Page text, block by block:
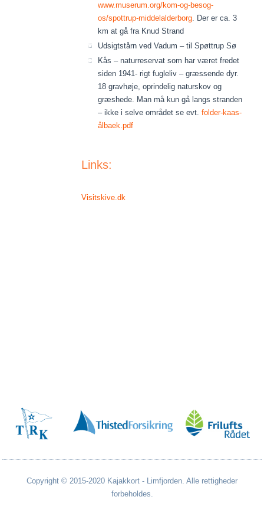
www.muserum.org/kom-og-besog-
os/spottrup-middelalderborg. Der er ca. 3
km at gå fra Knud Strand
Udsigtstårn ved Vadum – til Spøttrup Sø
Kås – naturreservat som har været fredet
siden 1941- rigt fugleliv – græssende dyr.
18 gravhøje, oprindelig naturskov og
græshede. Man må kun gå langs stranden
– ikke i selve området se evt.folder-kaas-
ålbaek.pdf
Links:
Visitskive.dk
Copyright © 2015-2020 Kajakkort - Limfjorden. Alle rettigheder
forbeholdes.